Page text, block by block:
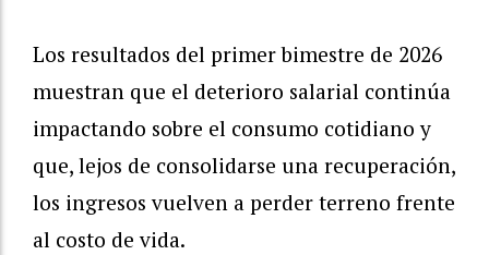
Los resultados del primer bimestre de 2026
muestran que el deterioro salarial continúa
impactando sobre el consumo cotidiano y
que, lejos de consolidarse una recuperación,
los ingresos vuelven a perder terreno frente
al costo de vida.